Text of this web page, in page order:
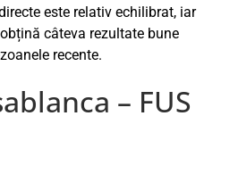
este relativ echilibrat, iar
câteva rezultate bune
recente.
– FUS